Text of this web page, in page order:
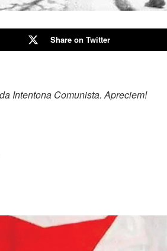
Share on Twitter
Intentona Comunista. Apreciem!